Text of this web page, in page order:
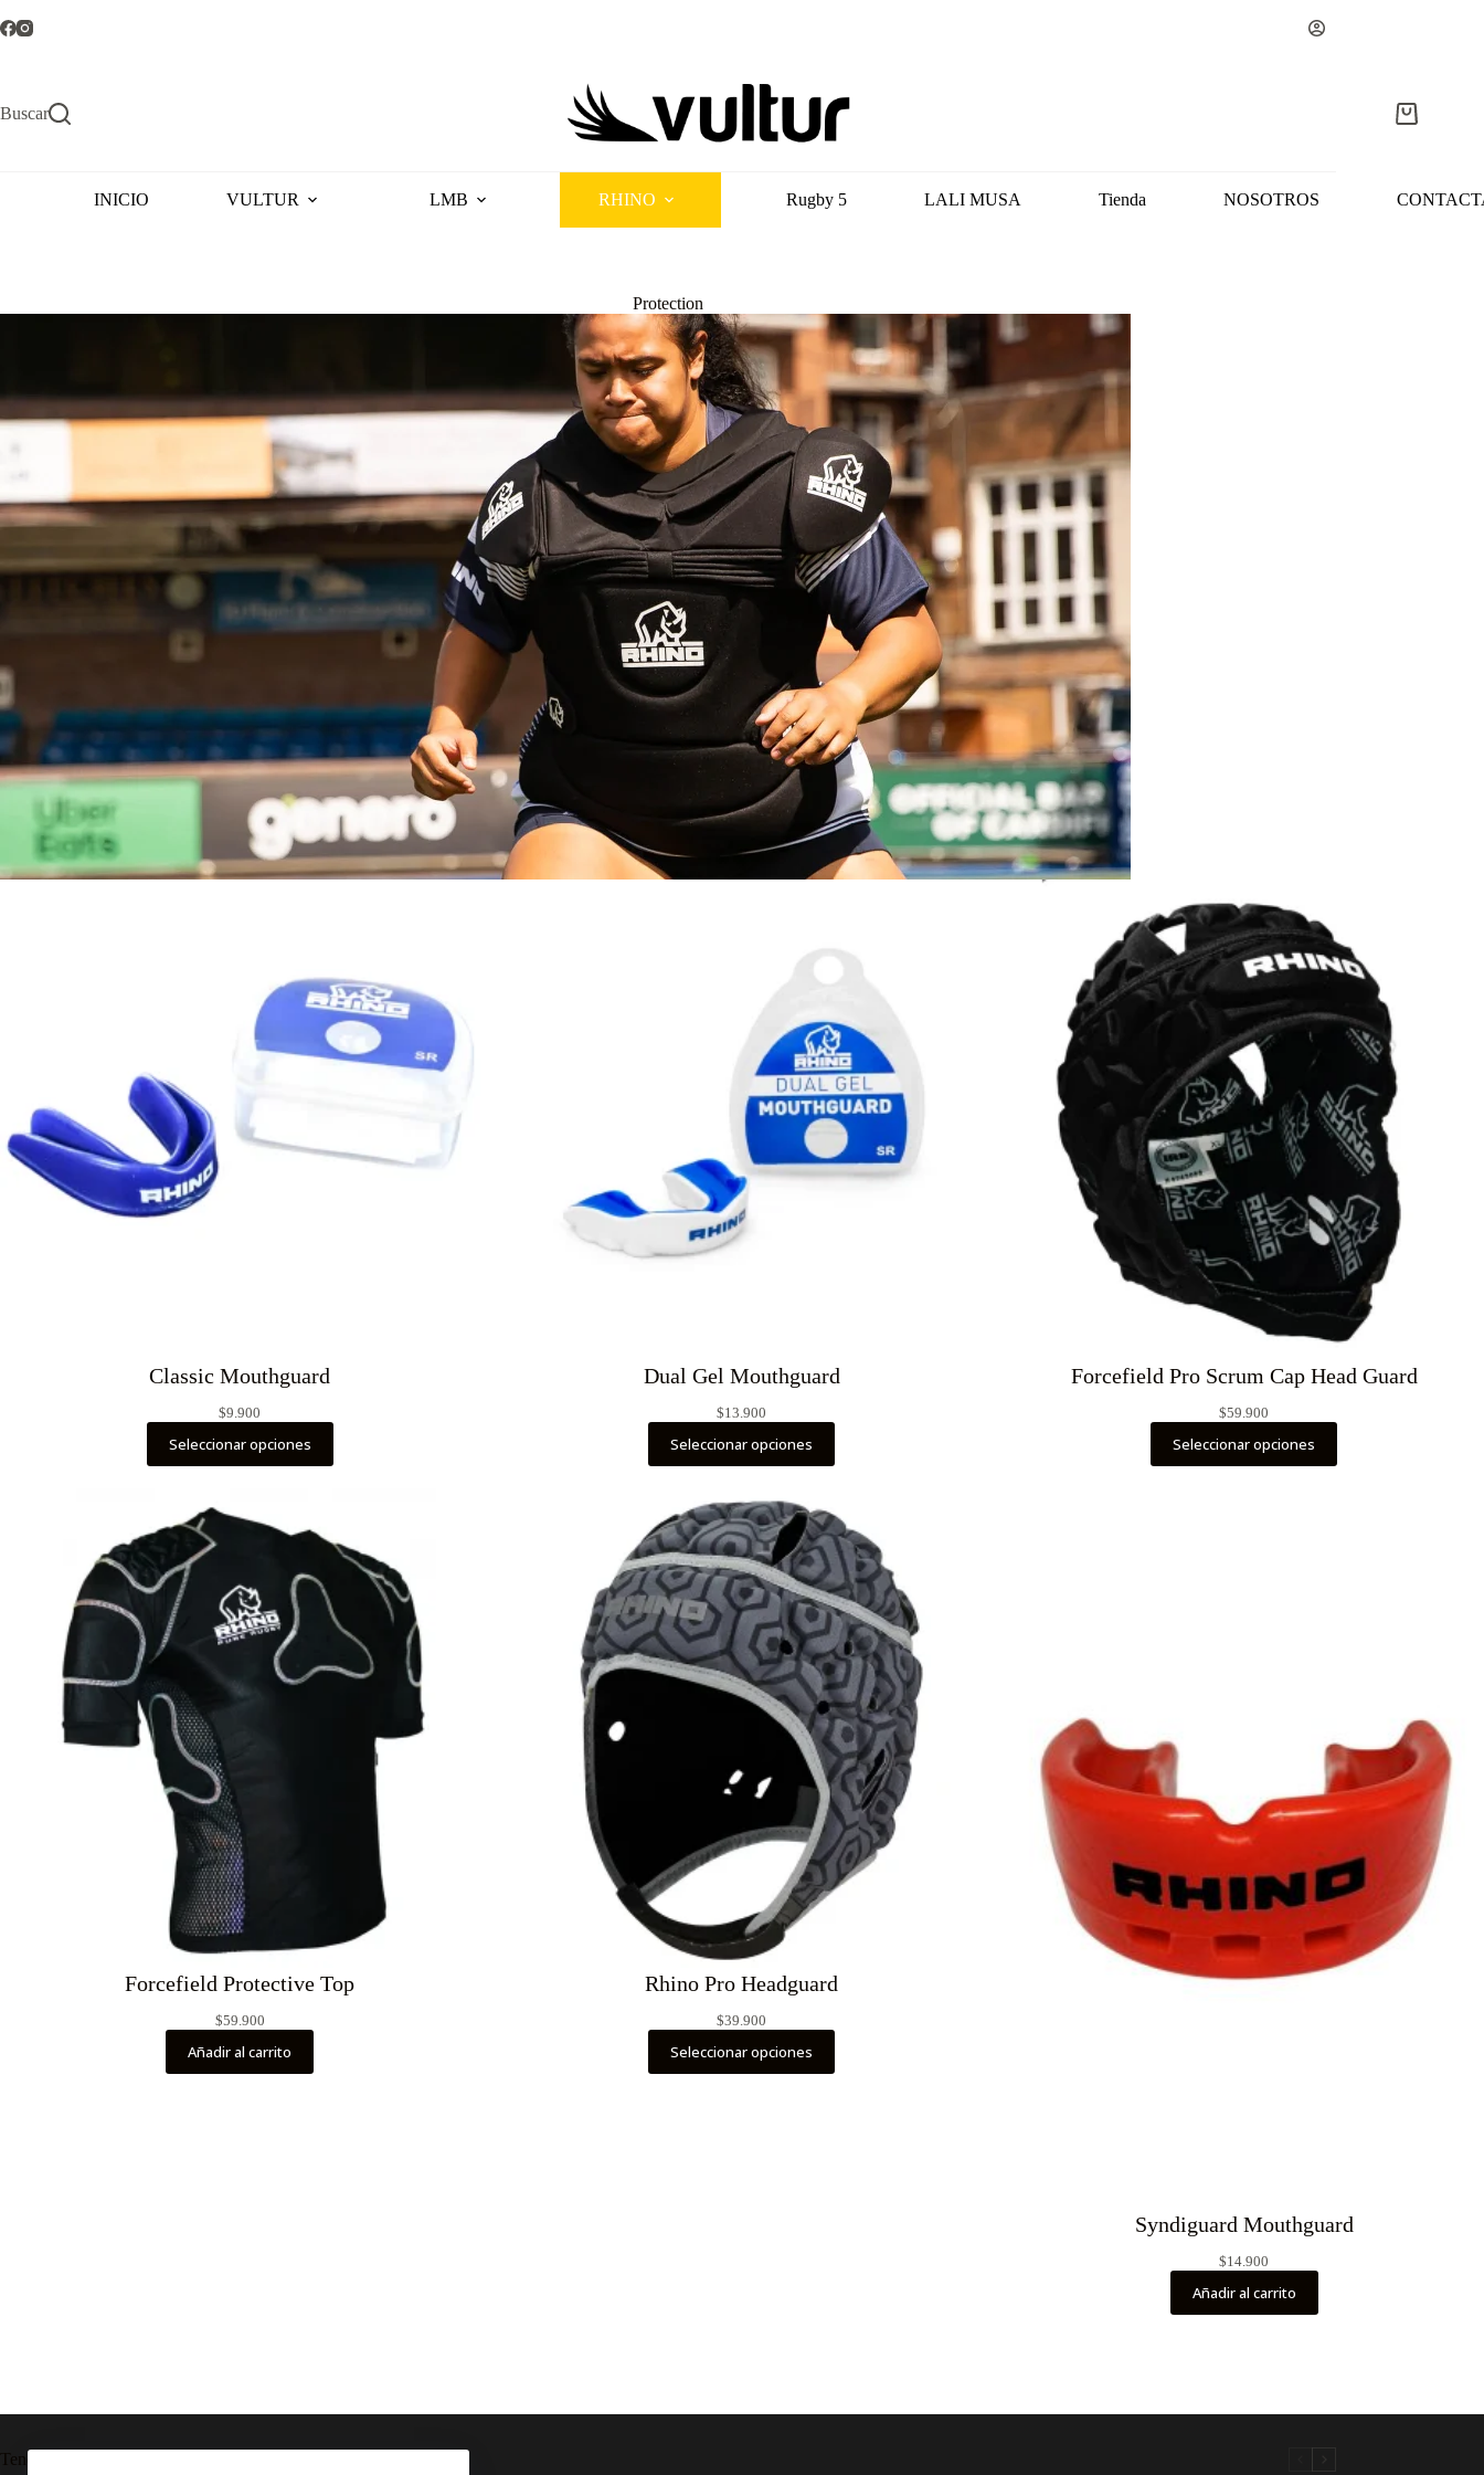
al
Buscar
Carro
INICIO VULTUR LMB RHINO Rugby 5 LALI MUSA Tienda NOSOTROS
Protection
Classic Mouthguard
$9.900
Seleccionar opciones
Dual Gel Mouthguard
$13.900
Seleccionar opciones
Forcefield Pro Scrum Cap Head Guard
$59.900
Seleccionar opciones
Forcefield Protective Top
$59.900
Añadir al carrito
Rhino Pro Headguard
$39.900
Seleccionar opciones
Syndiguard Mouthguard
$14.900
Añadir al carrito
Tendencia ahora